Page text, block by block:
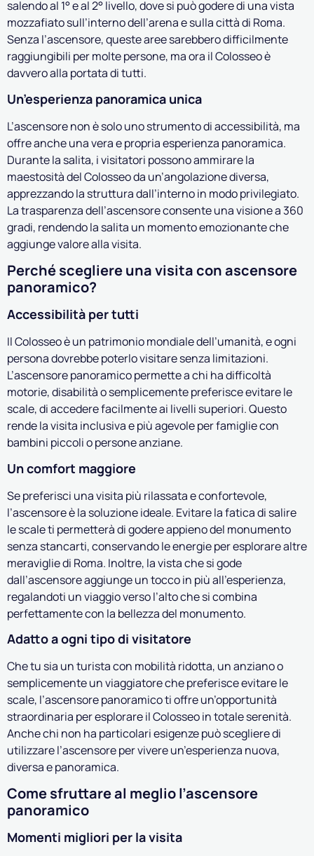
salendo al 1° e al 2° livello, dove si può godere di una vista
mozzafiato sull’interno dell’arena e sulla città di Roma.
Senza l’ascensore, queste aree sarebbero difficilmente
raggiungibili per molte persone, ma ora il Colosseo è
davvero alla portata di tutti.
Un’esperienza panoramica unica
L’ascensore non è solo uno strumento di accessibilità, ma
offre anche una vera e propria esperienza panoramica.
Durante la salita, i visitatori possono ammirare la
maestosità del Colosseo da un’angolazione diversa,
apprezzando la struttura dall’interno in modo privilegiato.
La trasparenza dell’ascensore consente una visione a 360
gradi, rendendo la salita un momento emozionante che
aggiunge valore alla visita.
Perché scegliere una visita con ascensore
panoramico?
Accessibilità per tutti
Il Colosseo è un patrimonio mondiale dell’umanità, e ogni
persona dovrebbe poterlo visitare senza limitazioni.
L’ascensore panoramico permette a chi ha difficoltà
motorie, disabilità o semplicemente preferisce evitare le
scale, di accedere facilmente ai livelli superiori. Questo
rende la visita inclusiva e più agevole per famiglie con
bambini piccoli o persone anziane.
Un comfort maggiore
Se preferisci una visita più rilassata e confortevole,
l’ascensore è la soluzione ideale. Evitare la fatica di salire
le scale ti permetterà di godere appieno del monumento
senza stancarti, conservando le energie per esplorare altre
meraviglie di Roma. Inoltre, la vista che si gode
dall’ascensore aggiunge un tocco in più all’esperienza,
regalandoti un viaggio verso l’alto che si combina
perfettamente con la bellezza del monumento.
Adatto a ogni tipo di visitatore
Che tu sia un turista con mobilità ridotta, un anziano o
semplicemente un viaggiatore che preferisce evitare le
scale, l’ascensore panoramico ti offre un’opportunità
straordinaria per esplorare il Colosseo in totale serenità.
Anche chi non ha particolari esigenze può scegliere di
utilizzare l’ascensore per vivere un’esperienza nuova,
diversa e panoramica.
Come sfruttare al meglio l’ascensore
panoramico
Momenti migliori per la visita